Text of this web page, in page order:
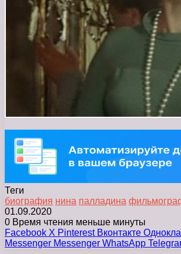
Теги
биография нина палладина
01.09.2020
0 Время чтения меньше минуты
Facebook X Pinterest Вконтакте
Messenger Messenger WhatsApp